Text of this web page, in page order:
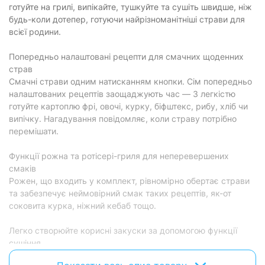
Програми
Програми:
Air Fry, випікання, розігрівання,
Фізичні характеристики
Габарити:
37.6 х 40.9 х 32.2 см
Колір:
Характеристики та комплектація товару можуть змінюватися
виробником без повідомлення.
готуйте на грилі, випікайте, тушкуйте та сушіть швидше, ніж
будь-коли дотепер, готуючи найрізноманітніші страви для
всієї родини.
Попередньо налаштовані рецепти для смачних щоденних
страв
Смачні страви одним натисканням кнопки. Сім попередньо
налаштованих рецептів заощаджують час — З легкістю
готуйте картоплю фрі, овочі, курку, біфштекс, рибу, хліб чи
випічку. Нагадування повідомляє, коли страву потрібно
перемішати.
Функції рожна та ротісері-гриля для неперевершених
смаків
Рожен, що входить у комплект, рівномірно обертає страви
та забезпечує неймовірний смак таких рецептів, як-от
соковита курка, ніжний кебаб тощо.
Легко створюйте корисні закуски за допомогою функції
сушіння
Швидко й легко готуйте улюблені закуски або створюйте